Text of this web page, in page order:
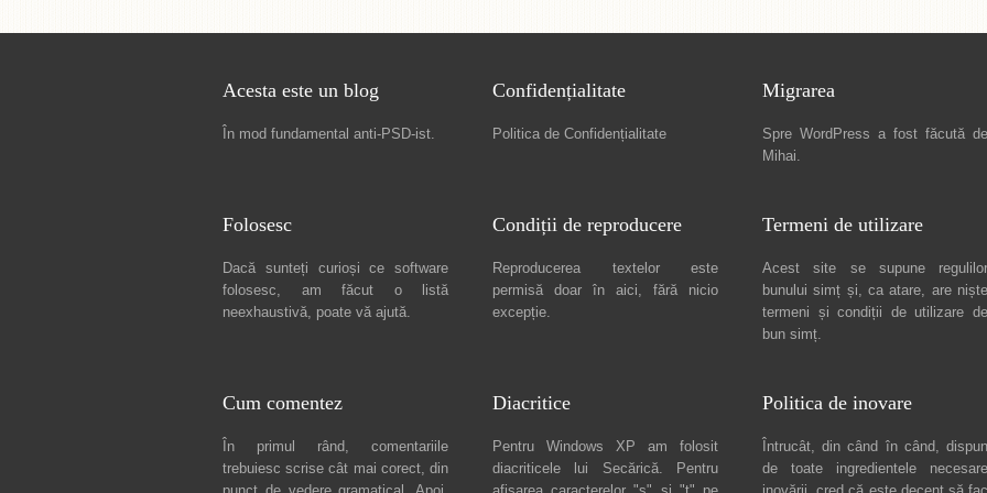
Acesta este un blog
În mod fundamental anti-PSD-ist.
Confidențialitate
Politica de Confidențialitate
Migrarea
Spre WordPress a fost făcută de
Mihai.
Folosesc
Dacă sunteți curioși ce software
folosesc, am făcut o listă
neexhaustivă, poate vă ajută.
Condiții de reproducere
Reproducerea textelor este
permisă doar în aici, fără nicio
excepție.
Termeni de utilizare
Acest site se supune regulilor
bunului simț și, ca atare, are niște
termeni și condiții de utilizare
bun simț.
Cum comentez
În primul rând, comentariile
trebuiesc scrise cât mai corect, din
Diacritice
Pentru Windows XP am folosit
diacriticele lui Secărică. Pentru
Politica de inovare
Întrucât, din când în când, dispun
de toate ingredientele necesare